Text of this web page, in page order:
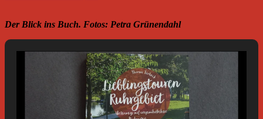
Der Blick ins Buch. Fotos: Petra Grünendahl